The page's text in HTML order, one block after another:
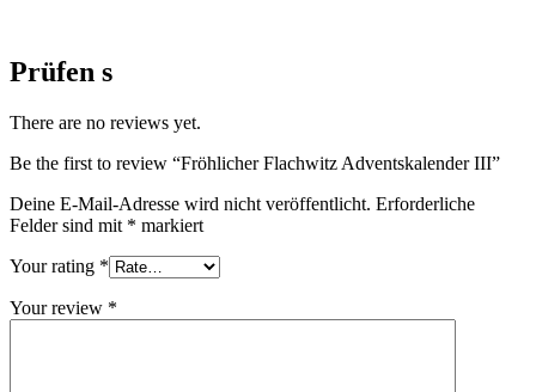
Prüfen s
There are no reviews yet.
Be the first to review “Fröhlicher Flachwitz Adventskalender III”
Deine E-Mail-Adresse wird nicht veröffentlicht. Erforderliche
Felder sind mit * markiert
Your rating *
Your review *